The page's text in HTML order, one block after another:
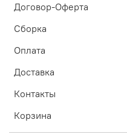
Договор-Оферта
Сборка
Оплата
Доставка
Контакты
Корзина